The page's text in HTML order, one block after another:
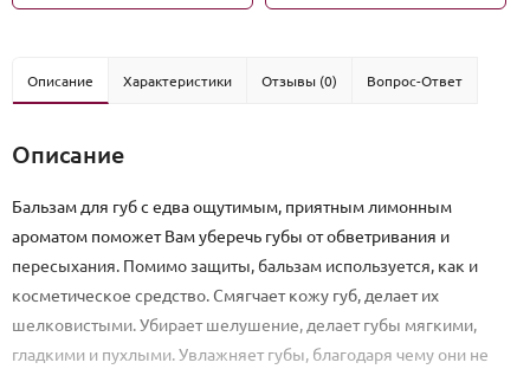
Описание Характеристики Отзывы (0) Вопрос-Ответ
Описание
Бальзам для губ с едва ощутимым, приятным лимонным
ароматом поможет Вам уберечь губы от обветривания и
пересыхания. Помимо защиты, бальзам используется, как и
косметическое средство. Смягчает кожу губ, делает их
шелковистыми. Убирает шелушение, делает губы мягкими,
гладкими и пухлыми. Увлажняет губы, благодаря чему они не